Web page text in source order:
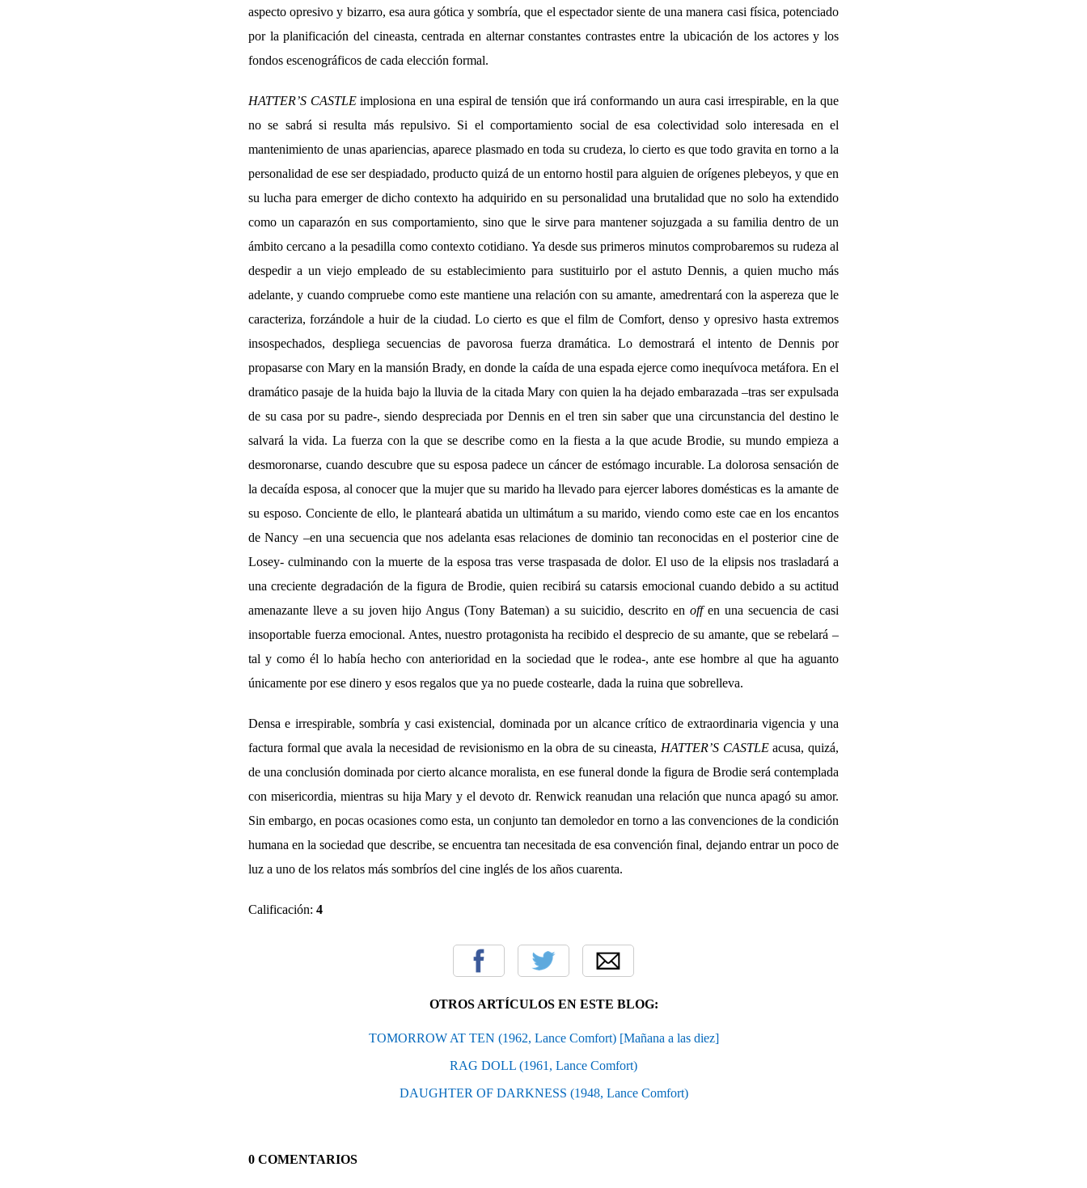
aspecto opresivo y bizarro, esa aura gótica y sombría, que el espectador siente de una manera casi física, potenciado
por la planificación del cineasta, centrada en alternar constantes contrastes entre la ubicación de los actores y los
fondos escenográficos de cada elección formal.
HATTER’S CASTLEimplosiona en una espiral de tensión que irá conformando un aura casi irrespirable, en la que
no se sabrá si resulta más repulsivo. Si el comportamiento social de esa colectividad solo interesada en el
mantenimiento de unas apariencias, aparece plasmado en toda su crudeza, lo cierto es que todo gravita en torno a la
personalidad de ese ser despiadado, producto quizá de un entorno hostil para alguien de orígenes plebeyos, y que en
su lucha para emerger de dicho contexto ha adquirido en su personalidad una brutalidad que no solo ha extendido
como un caparazón en sus comportamiento, sino que le sirve para mantener sojuzgada a su familia dentro de un
ámbito cercano a la pesadilla como contexto cotidiano. Ya desde sus primeros minutos comprobaremos su rudeza al
despedir a un viejo empleado de su establecimiento para sustituirlo por el astuto Dennis, a quien mucho más
adelante, y cuando compruebe como este mantiene una relación con su amante, amedrentará con la aspereza que le
caracteriza, forzándole a huir de la ciudad. Lo cierto es que el film de Comfort, denso y opresivo hasta extremos
insospechados, despliega secuencias de pavorosa fuerza dramática. Lo demostrará el intento de Dennis por
propasarse con Mary en la mansión Brady, en donde la caída de una espada ejerce como inequívoca metáfora. En el
dramático pasaje de la huida bajo la lluvia de la citada Mary con quien la ha dejado embarazada –tras ser expulsada
de su casa por su padre-, siendo despreciada por Dennis en el tren sin saber que una circunstancia del destino le
salvará la vida. La fuerza con la que se describe como en la fiesta a la que acude Brodie, su mundo empieza a
desmoronarse, cuando descubre que su esposa padece un cáncer de estómago incurable. La dolorosa sensación de
la decaída esposa, al conocer que la mujer que su marido ha llevado para ejercer labores domésticas es la amante de
su esposo. Conciente de ello, le planteará abatida un ultimátum a su marido, viendo como este cae en los encantos
de Nancy –en una secuencia que nos adelanta esas relaciones de dominio tan reconocidas en el posterior cine de
Losey- culminando con la muerte de la esposa tras verse traspasada de dolor. El uso de la elipsis nos trasladará a
una creciente degradación de la figura de Brodie, quien recibirá su catarsis emocional cuando debido a su actitud
amenazante lleve a su joven hijo Angus (Tony Bateman) a su suicidio, descrito en offen una secuencia de casi
insoportable fuerza emocional. Antes, nuestro protagonista ha recibido el desprecio de su amante, que se rebelará –
tal y como él lo había hecho con anterioridad en la sociedad que le rodea-, ante ese hombre al que ha aguanto
únicamente por ese dinero y esos regalos que ya no puede costearle, dada la ruina que sobrelleva.
Densa e irrespirable, sombría y casi existencial, dominada por un alcance crítico de extraordinaria vigencia y una
factura formal que avala la necesidad de revisionismo en la obra de su cineasta, HATTER’S CASTLEacusa, quizá,
de una conclusión dominada por cierto alcance moralista, en ese funeral donde la figura de Brodie será contemplada
con misericordia, mientras su hija Mary y el devoto dr. Renwick reanudan una relación que nunca apagó su amor.
Sin embargo, en pocas ocasiones como esta, un conjunto tan demoledor en torno a las convenciones de la condición
humana en la sociedad que describe, se encuentra tan necesitada de esa convención final, dejando entrar un poco de
luz a uno de los relatos más sombríos del cine inglés de los años cuarenta.
Calificación: 4
OTROS ARTÍCULOS EN ESTE BLOG:
TOMORROW AT TEN (1962, Lance Comfort) [Mañana a las diez]
RAG DOLL (1961, Lance Comfort)
DAUGHTER OF DARKNESS (1948, Lance Comfort)
0 COMENTARIOS